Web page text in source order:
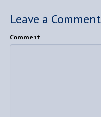
Leave a Comment
Comment